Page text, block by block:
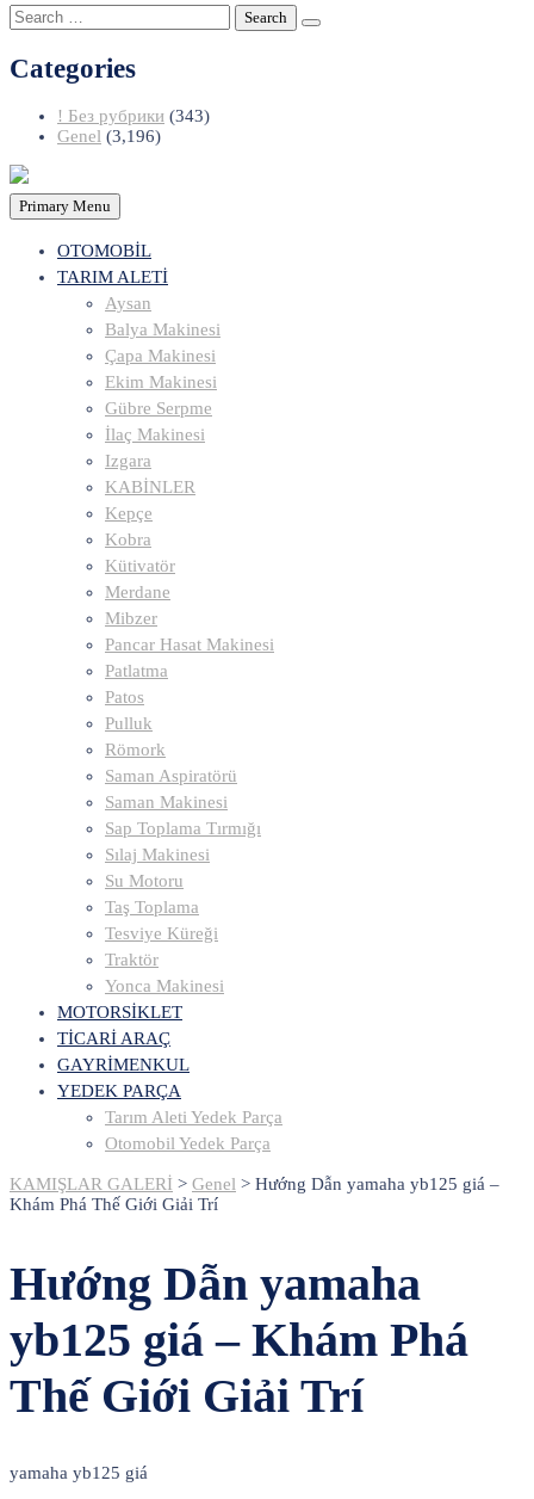
Search
for:
Categories
! Без рубрики (343)
Genel (3,196)
Primary Menu
OTOMOBİL
TARIM ALETİ
Aysan
Balya Makinesi
Çapa Makinesi
Ekim Makinesi
Gübre Serpme
İlaç Makinesi
Izgara
KABİNLER
Kepçe
Kobra
Kütivatör
Merdane
Mibzer
Pancar Hasat Makinesi
Patlatma
Patos
Pulluk
Römork
Saman Aspiratörü
Saman Makinesi
Sap Toplama Tırmığı
Sılaj Makinesi
Su Motoru
Taş Toplama
Tesviye Küreği
Traktör
Yonca Makinesi
MOTORSİKLET
TİCARİ ARAÇ
GAYRİMENKUL
YEDEK PARÇA
Tarım Aleti Yedek Parça
Otomobil Yedek Parça
KAMIŞLAR GALERİ > Genel > Hướng Dẫn yamaha yb125 giá –
Khám Phá Thế Giới Giải Trí
Hướng Dẫn yamaha
yb125 giá – Khám Phá
Thế Giới Giải Trí
yamaha yb125 giá